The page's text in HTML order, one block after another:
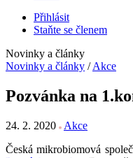
Přihlásit
Staňte se členem
Novinky a články
Novinky a články / Akce
Pozvánka na
24. 2. 2020
Akce
Česká mikrobiomová